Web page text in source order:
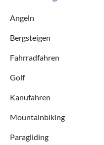
Angeln
Bergsteigen
Fahrradfahren
Golf
Kanufahren
Mountainbiking
Paragliding